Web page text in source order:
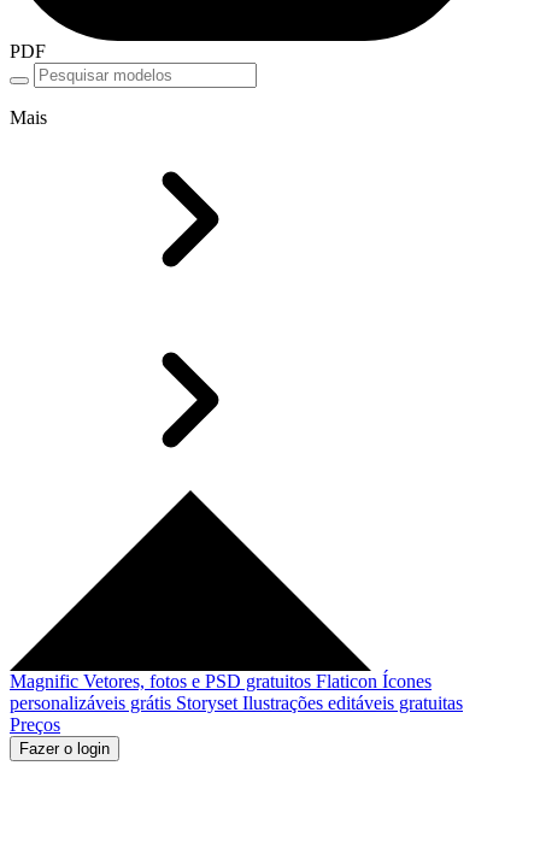
PDF
Mais
Magnific Vetores, fotos e PSD gratuitos Flaticon Ícones
personalizáveis grátis Storyset Ilustrações editáveis gratuitas
Preços
Fazer o login